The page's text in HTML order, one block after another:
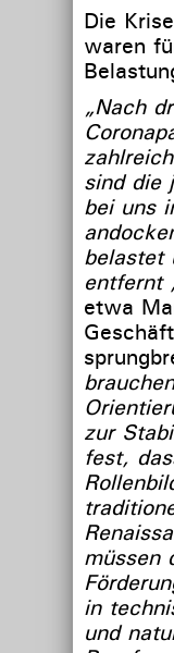
Die
waren
„Nach
sind die
bei uns
belastet
entfernt
etwa
zur
fest,
müssen
in
und